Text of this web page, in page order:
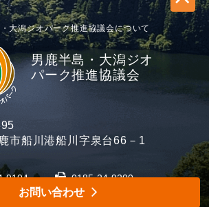
男鹿半島・大潟ジオ
パーク推進協議会
市船川港船川字泉台66－1
9104 0185-24-9200
大潟ジオパーク推進協議会について
お問い合わせ